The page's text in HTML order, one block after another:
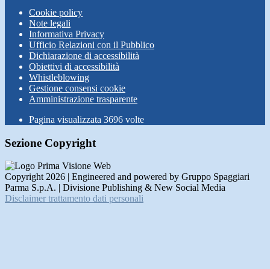
Cookie policy
Note legali
Informativa Privacy
Ufficio Relazioni con il Pubblico
Dichiarazione di accessibilità
Obiettivi di accessibilità
Whistleblowing
Gestione consensi cookie
Amministrazione trasparente
Pagina visualizzata 3696 volte
Sezione Copyright
Copyright 2026 | Engineered and powered by Gruppo Spaggiari
Parma S.p.A. | Divisione Publishing & New Social Media
Disclaimer trattamento dati personali